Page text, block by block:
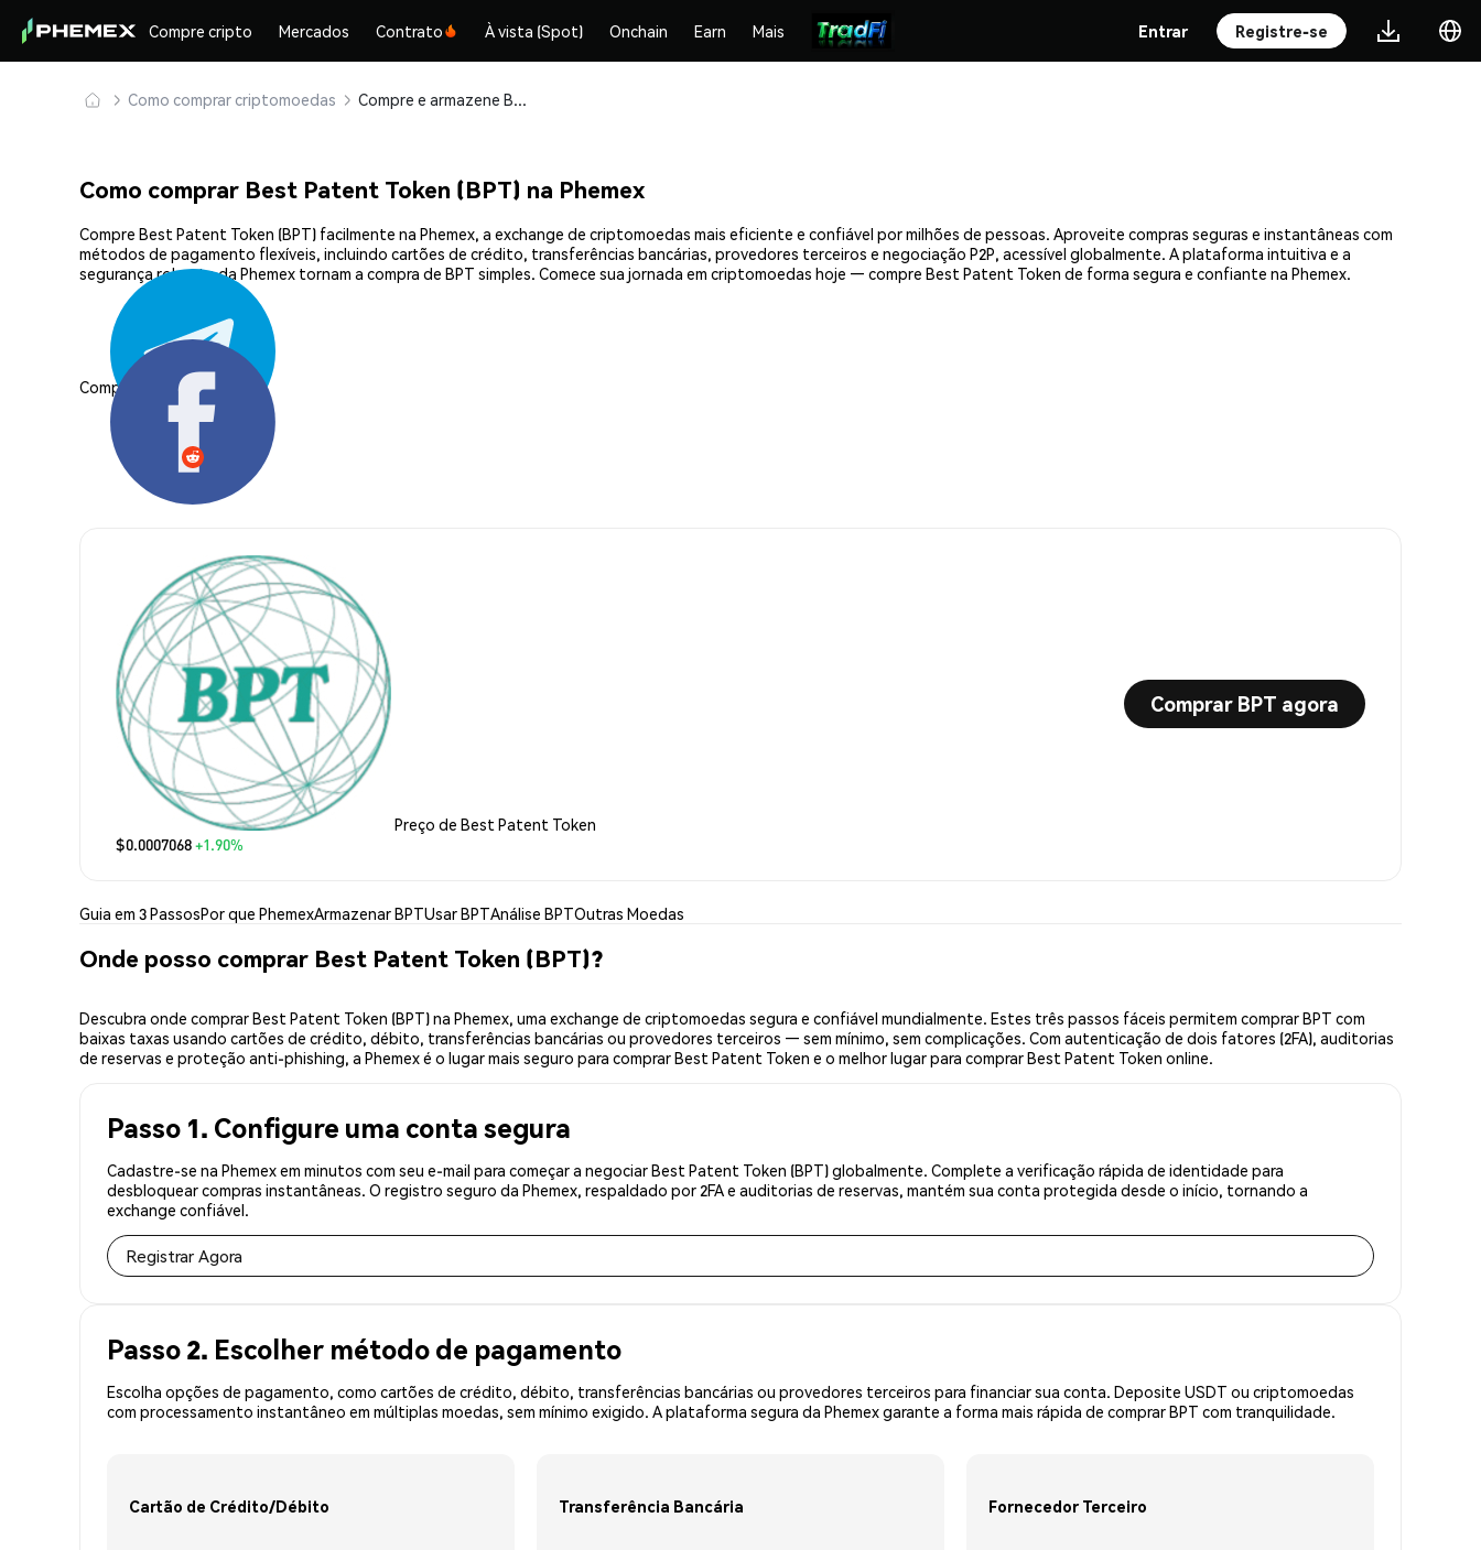
Compre cripto Mercados Contrato À vista (Spot) Onchain Earn Mais Entrar Registre-se
Como comprar criptomoedas Compre e armazene Best Patent Token (BPT) com segurança
Como comprar Best Patent Token (BPT) na Phemex
Compre Best Patent Token (BPT) facilmente na Phemex, a exchange de criptomoedas mais eficiente e confiável por milhões de pessoas. Aproveite compras seguras e instantâneas com
métodos de pagamento flexíveis, incluindo cartões de crédito, transferências bancárias, provedores terceiros e negociação P2P, acessível globalmente. A plataforma intuitiva e a
segurança robusta da Phemex tornam a compra de BPT simples. Comece sua jornada em criptomoedas hoje — compre Best Patent Token de forma segura e confiante na Phemex.
Compartilhar:
Preço de Best Patent Token
$0.0007068+1.90%
Comprar BPT agora
Guia em 3 PassosPor que PhemexArmazenar BPTUsar BPTAnálise BPTOutras Moedas
Onde posso comprar Best Patent Token (BPT)?
Descubra onde comprar Best Patent Token (BPT) na Phemex, uma exchange de criptomoedas segura e confiável mundialmente. Estes três passos fáceis permitem comprar BPT com
baixas taxas usando cartões de crédito, débito, transferências bancárias ou provedores terceiros — sem mínimo, sem complicações. Com autenticação de dois fatores (2FA), auditorias
de reservas e proteção anti-phishing, a Phemex é o lugar mais seguro para comprar Best Patent Token e o melhor lugar para comprar Best Patent Token online.
Passo 1. Configure uma conta segura
Cadastre-se na Phemex em minutos com seu e-mail para começar a negociar Best Patent Token (BPT) globalmente. Complete a verificação rápida de identidade para
desbloquear compras instantâneas. O registro seguro da Phemex, respaldado por 2FA e auditorias de reservas, mantém sua conta protegida desde o início, tornando a
exchange confiável.
Registrar Agora
Passo 2. Escolher método de pagamento
Escolha opções de pagamento, como cartões de crédito, débito, transferências bancárias ou provedores terceiros para financiar sua conta. Deposite USDT ou criptomoedas
com processamento instantâneo em múltiplas moedas, sem mínimo exigido. A plataforma segura da Phemex garante a forma mais rápida de comprar BPT com tranquilidade.
Cartão de Crédito/Débito Transferência Bancária Fornecedor Terceiro